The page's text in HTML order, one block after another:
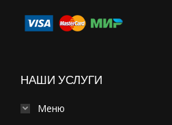
НАШИ УСЛУГИ
Меню